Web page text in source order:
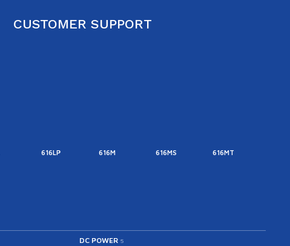
CUSTOMER SUPPORT
616LP 616M 616MS 616MT
DC POWER 5